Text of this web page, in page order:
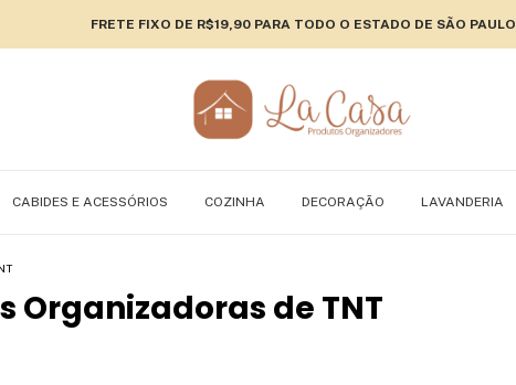
FRETE FIXO DE R$19,90 PARA TODO O ESTADO DE SÃO PAULO
CABIDES E ACESSÓRIOS COZINHA DECORAÇÃO LAVANDERIA
de TNT